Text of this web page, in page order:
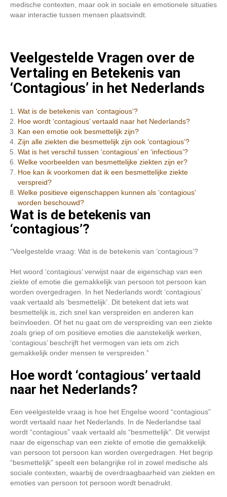
medische contexten, maar ook in sociale en emotionele situaties
waar interactie tussen mensen plaatsvindt.
Veelgestelde Vragen over de
Vertaling en Betekenis van
‘Contagious’ in het Nederlands
Wat is de betekenis van ‘contagious’?
Hoe wordt ‘contagious’ vertaald naar het Nederlands?
Kan een emotie ook besmettelijk zijn?
Zijn alle ziekten die besmettelijk zijn ook ‘contagious’?
Wat is het verschil tussen ‘contagious’ en ‘infectious’?
Welke voorbeelden van besmettelijke ziekten zijn er?
Hoe kan ik voorkomen dat ik een besmettelijke ziekte
verspreid?
Welke positieve eigenschappen kunnen als ‘contagious’
worden beschouwd?
Wat is de betekenis van
‘contagious’?
“Veelgestelde vraag: Wat is de betekenis van ‘contagious’?
Het woord ‘contagious’ verwijst naar de eigenschap van een
ziekte of emotie die gemakkelijk van persoon tot persoon kan
worden overgedragen. In het Nederlands wordt ‘contagious’
vaak vertaald als ‘besmettelijk’. Dit betekent dat iets wat
besmettelijk is, zich snel kan verspreiden en anderen kan
beïnvloeden. Of het nu gaat om de verspreiding van een ziekte
zoals griep of om positieve emoties die aanstekelijk werken,
‘contagious’ beschrijft het vermogen van iets om zich
gemakkelijk onder mensen te verspreiden.”
Hoe wordt ‘contagious’ vertaald
naar het Nederlands?
Een veelgestelde vraag is hoe het Engelse woord “contagious”
wordt vertaald naar het Nederlands. In de Nederlandse taal
wordt “contagious” vaak vertaald als “besmettelijk”. Dit verwijst
naar de eigenschap van een ziekte of emotie die gemakkelijk
van persoon tot persoon kan worden overgedragen. Het begrip
“besmettelijk” speelt een belangrijke rol in zowel medische als
sociale contexten, waarbij de overdraagbaarheid van ziekten en
emoties van persoon tot persoon wordt benadrukt.